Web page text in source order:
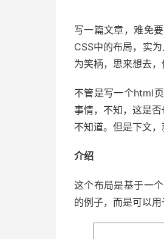
写一篇文章，难免
CSS中的布局，实
为笑柄，思来想去，
不管是写一个html
事情，不知，这是
不知道。但是下文，
介绍
这个布局是基于一
的例子，而是可以用